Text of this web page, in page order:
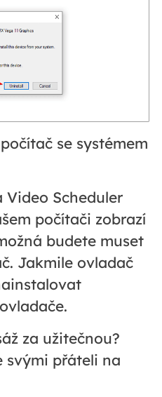
se systémem
Video Scheduler
počítači zobrazí
budete muset
Jakmile ovladač
za užitečnou?
svými přáteli na